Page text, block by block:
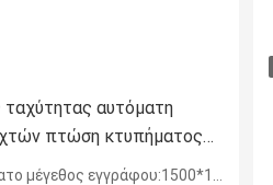
αυτόματη
πτώση κτυπήματος
ευφυής με τη Drive
μέγεθος εγγράφου:1500*1500mm